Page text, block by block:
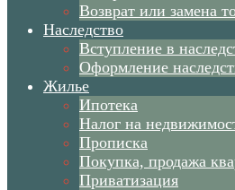
Возврат или замена
Наследство
Вступление в
Оформление
Жилье
Ипотека
Налог на
Прописка
Покупка, продажа
Приватизация